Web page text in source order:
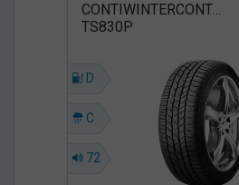
CONTIWINTERCONTACT
TS830P
D
C
72